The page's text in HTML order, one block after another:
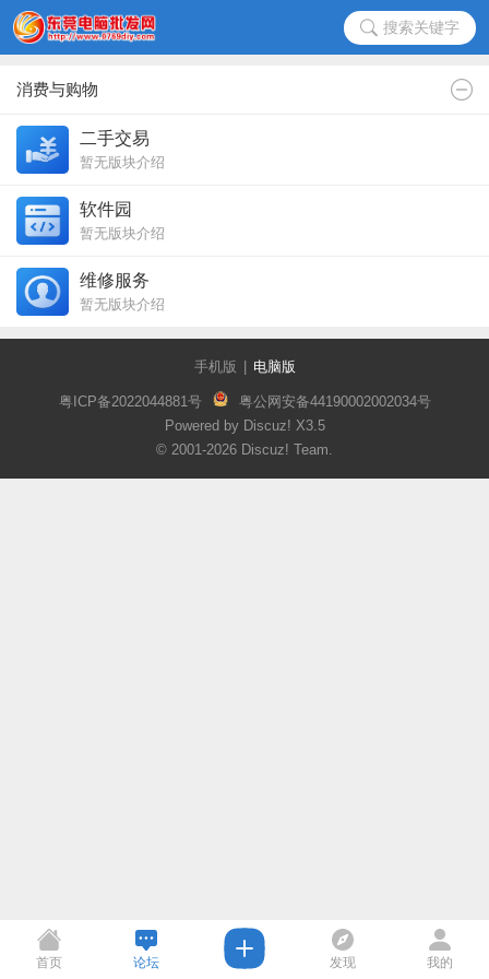
搜索关键字
消费与购物
二手交易
暂无版块介绍
软件园
暂无版块介绍
维修服务
暂无版块介绍
手机版 电脑版
粤ICP备2022044881号
粤公网安备44190002002034号
Powered by Discuz! X3.5
© 2001-2026 Discuz! Team.
首页 论坛 发现 我的